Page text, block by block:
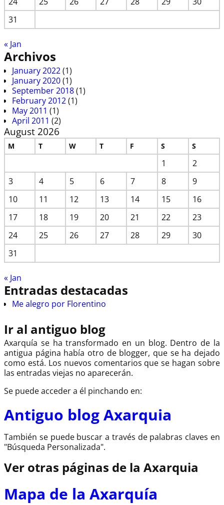
31
« Jan
Archivos
January 2022(1)
January 2020(1)
September 2018(1)
February 2012(1)
May 2011 (1)
April 2011 (2)
August 2026
M T W T F S S
1
2
3
4 5 6 7 8
9
10
11 12 13 14 15
16
17
18 19 20 21 22
23
24
25 26 27 28 29
30
31
« Jan
Entradas destacadas
Me alegro por Florentino
Ir al antiguo blog
Axarquía se ha transformado en un blog. Dentro de la
antigua página había otro de blogger, que se ha dejado
como está. Los nuevos comentarios que se hagan sobre
las entradas viejas no aparecerán.
Se puede acceder a él pinchando en:
Antiguo blog Axarquia
También se puede buscar a través de palabras claves en
"Búsqueda Personalizada".
Ver otras páginas de la Axarquia
Mapa de la Axarquía